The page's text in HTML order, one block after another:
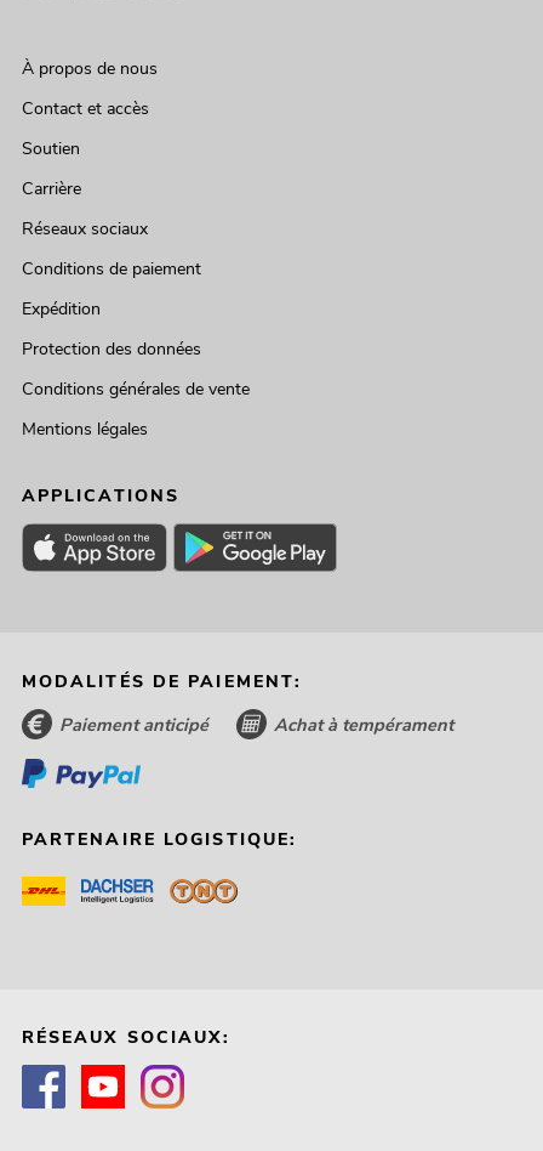
À propos de nous
Contact et accès
Soutien
Carrière
Réseaux sociaux
Conditions de paiement
Expédition
Protection des données
Conditions générales de vente
Mentions légales
APPLICATIONS
MODALITÉS DE PAIEMENT:
Paiement anticipé Achat à tempérament
PARTENAIRE LOGISTIQUE:
RÉSEAUX SOCIAUX: